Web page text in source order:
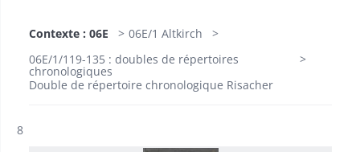
Contexte : 06E
06E/1 Altkirch
06E/1/119-135 : doubles de répertoires
chronologiques
Double de répertoire chronologique Risacher
Résultat n°
8